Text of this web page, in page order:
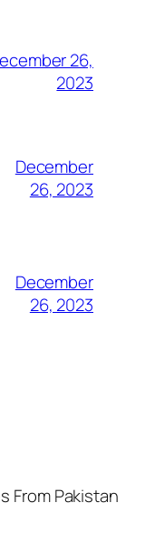
26,
2023
December
26, 2023
December
26, 2023
From Pakistan